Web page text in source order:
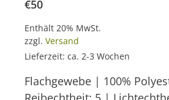
€50
Enthält 20% MwSt.
zzgl. Versand
Lieferzeit: ca. 2-3 Wochen
Flachgewebe | 100%